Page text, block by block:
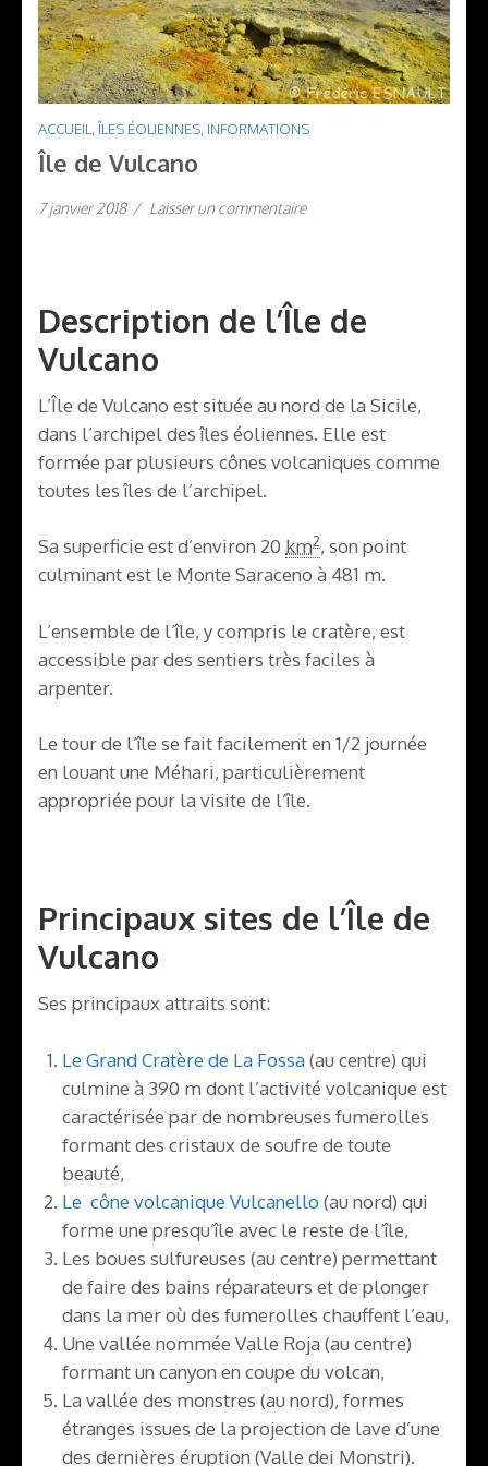
ACCUEIL ÎLES ÉOLIENNES INFORMATIONS
Île de Vulcano
7 janvier 2018 / Laisser un commentaire
Description de l’Île de
Vulcano
L’Île de Vulcano est située au nord de la Sicile,
dans l’archipel des îles éoliennes. Elle est
formée par plusieurs cônes volcaniques comme
toutes les îles de l’archipel.
Sa superficie est d’environ 20 km2, son point
culminant est le Monte Saraceno à 481 m.
L’ensemble de l’île, y compris le cratère, est
accessible par des sentiers très faciles à
arpenter.
Le tour de l’île se fait facilement en 1/2 journée
en louant une Méhari, particulièrement
appropriée pour la visite de l’île.
Principaux sites de l’Île de
Vulcano
Ses principaux attraits sont:
Le Grand Cratère de La Fossa(au centre) qui
culmine à 390 m dont l’activité volcanique est
caractérisée par de nombreuses fumerolles
formant des cristaux de soufre de toute
beauté,
Le cône volcanique Vulcanello(au nord) qui
forme une presqu’île avec le reste de l’île,
Les boues sulfureuses (au centre) permettant
de faire des bains réparateurs et de plonger
dans la mer où des fumerolles chauffent l’eau,
Une vallée nommée Valle Roja (au centre)
formant un canyon en coupe du volcan,
La vallée des monstres (au nord), formes
étranges issues de la projection de lave d’une
des dernières éruption (Valle dei Monstri).